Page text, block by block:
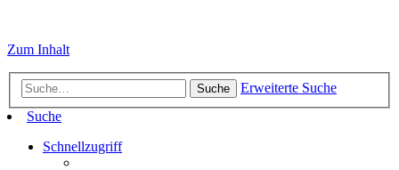
Zum Inhalt
Suche
Erweiterte Suche
Suche
Schnellzugriff